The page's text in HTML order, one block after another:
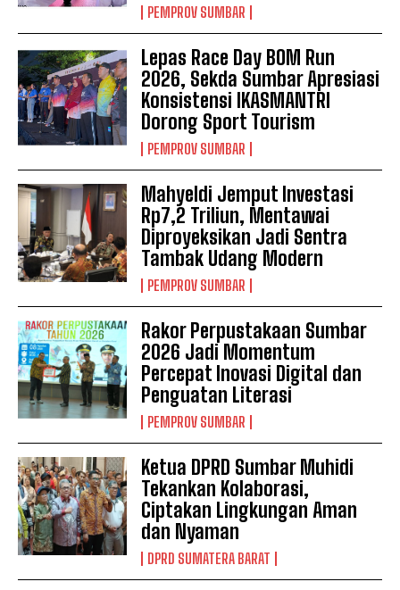
PEMPROV SUMBAR
Lepas Race Day BOM Run
2026, Sekda Sumbar Apresiasi
Konsistensi IKASMANTRI
Dorong Sport Tourism
PEMPROV SUMBAR
Mahyeldi Jemput Investasi
Rp7,2 Triliun, Mentawai
Diproyeksikan Jadi Sentra
Tambak Udang Modern
PEMPROV SUMBAR
Rakor Perpustakaan Sumbar
2026 Jadi Momentum
Percepat Inovasi Digital dan
Penguatan Literasi
PEMPROV SUMBAR
Ketua DPRD Sumbar Muhidi
Tekankan Kolaborasi,
Ciptakan Lingkungan Aman
dan Nyaman
DPRD SUMATERA BARAT